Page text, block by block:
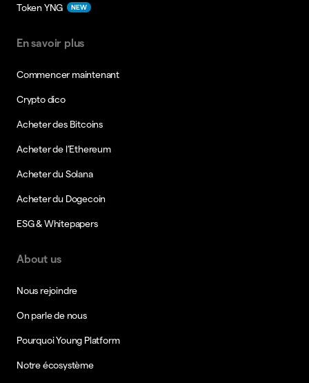
Token YNG NEW
En savoir plus
Commencer maintenant
Crypto dico
Acheter des Bitcoins
Acheter de l’Ethereum
Acheter du Solana
Acheter du Dogecoin
ESG & Whitepapers
About us
Nous rejoindre
On parle de nous
Pourquoi Young Platform
Notre écosystème